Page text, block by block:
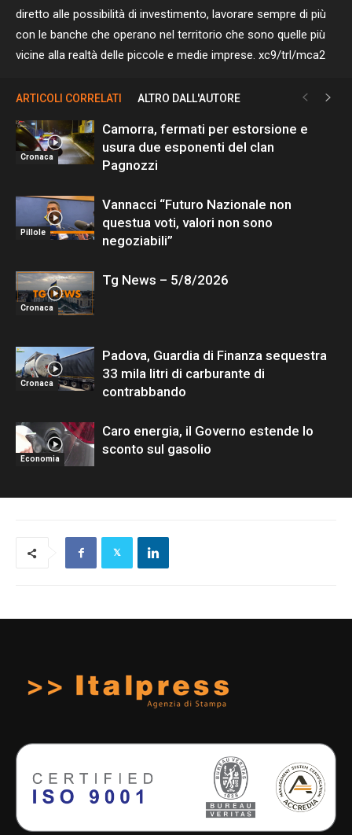
diretto alle possibilità di investimento, lavorare sempre di più
con le banche che operano nel territorio che sono quelle più
vicine alla realtà delle piccole e medie imprese. xc9/trl/mca2
ARTICOLI CORRELATI ALTRO DALL'AUTORE
Cronaca
Camorra, fermati per estorsione e
usura due esponenti del clan
Pagnozzi
Pillole
Vannacci “Futuro Nazionale non
questua voti, valori non sono
negoziabili”
Cronaca
Tg News – 5/8/2026
Cronaca
Padova, Guardia di Finanza sequestra
33 mila litri di carburante di
contrabbando
Economia
Caro energia, il Governo estende lo
sconto sul gasolio